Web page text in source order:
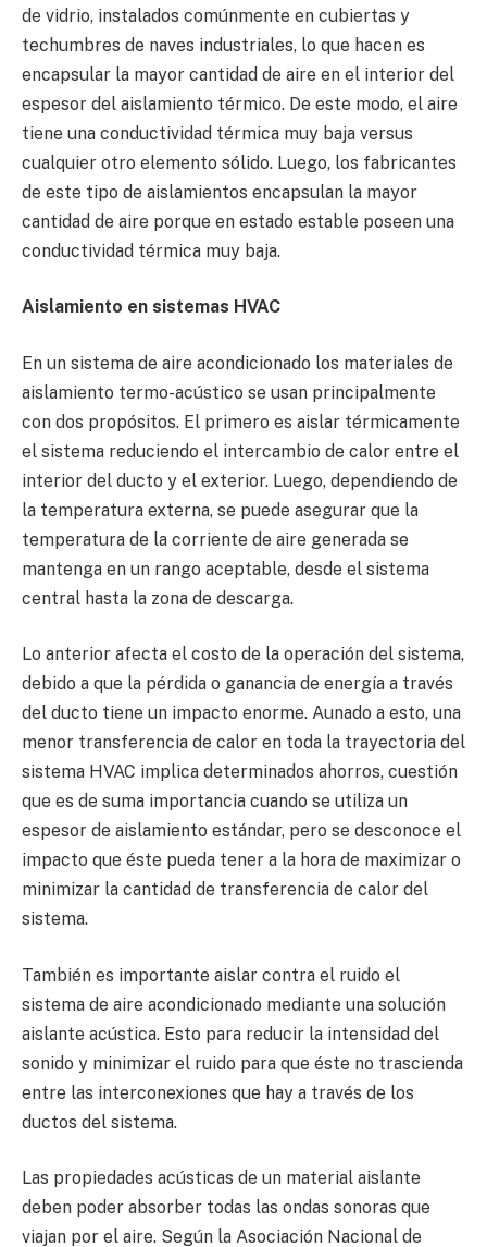
de vidrio, instalados comúnmente en cubiertas y
techumbres de naves industriales, lo que hacen es
encapsular la mayor cantidad de aire en el interior del
espesor del aislamiento térmico. De este modo, el aire
tiene una conductividad térmica muy baja versus
cualquier otro elemento sólido. Luego, los fabricantes
de este tipo de aislamientos encapsulan la mayor
cantidad de aire porque en estado estable poseen una
conductividad térmica muy baja.
Aislamiento en sistemas HVAC
En un sistema de aire acondicionado los materiales de
aislamiento termo-acústico se usan principalmente
con dos propósitos. El primero es aislar térmicamente
el sistema reduciendo el intercambio de calor entre el
interior del ducto y el exterior. Luego, dependiendo de
la temperatura externa, se puede asegurar que la
temperatura de la corriente de aire generada se
mantenga en un rango aceptable, desde el sistema
central hasta la zona de descarga.
Lo anterior afecta el costo de la operación del sistema,
debido a que la pérdida o ganancia de energía a través
del ducto tiene un impacto enorme. Aunado a esto, una
menor transferencia de calor en toda la trayectoria del
sistema HVAC implica determinados ahorros, cuestión
que es de suma importancia cuando se utiliza un
espesor de aislamiento estándar, pero se desconoce el
impacto que éste pueda tener a la hora de maximizar o
minimizar la cantidad de transferencia de calor del
sistema.
También es importante aislar contra el ruido el
sistema de aire acondicionado mediante una solución
aislante acústica. Esto para reducir la intensidad del
sonido y minimizar el ruido para que éste no trascienda
entre las interconexiones que hay a través de los
ductos del sistema.
Las propiedades acústicas de un material aislante
deben poder absorber todas las ondas sonoras que
viajan por el aire. Según la Asociación Nacional de